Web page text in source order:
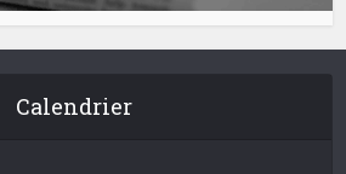
Calendrier